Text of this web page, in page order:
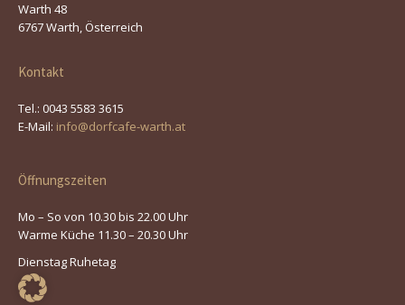
Warth 48
6767 Warth, Österreich
Kontakt
Tel.: 0043 5583 3615
E-Mail: info@dorfcafe-warth.at
Öffnungszeiten
Mo – So von 10.30 bis 22.00 Uhr
Warme Küche 11.30 – 20.30 Uhr
Dienstag Ruhetag